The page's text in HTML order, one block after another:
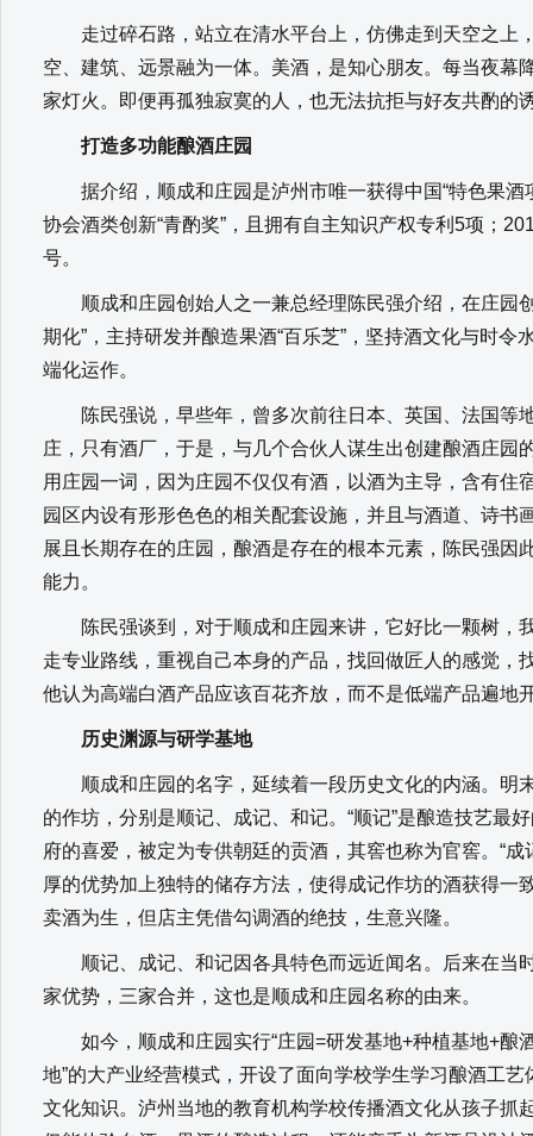
走过碎石路，站立在清水平台上，仿佛走到天空之上
空、建筑、远景融为一体。美酒，是知心朋友。每当夜幕
家灯火。即便再孤独寂寞的人，也无法抗拒与好友共酌的
打造多功能酿酒庄园
据介绍，顺成和庄园是泸州市唯一获得中国“特色果酒
协会酒类创新“青酌奖”，且拥有自主知识产权专利5项；
号。
顺成和庄园创始人之一兼总经理陈民强介绍，在庄园创
期化”，主持研发并酿造果酒“百乐芝”，坚持酒文化与时
端化运作。
陈民强说，早些年，曾多次前往日本、英国、法国等
庄，只有酒厂，于是，与几个合伙人谋生出创建酿酒庄园
用庄园一词，因为庄园不仅仅有酒，以酒为主导，含有住
园区内设有形形色色的相关配套设施，并且与酒道、诗书
展且长期存在的庄园，酿酒是存在的根本元素，陈民强因
能力。
陈民强谈到，对于顺成和庄园来讲，它好比一颗树，
走专业路线，重视自己本身的产品，找回做匠人的感觉，
他认为高端白酒产品应该百花齐放，而不是低端产品遍地
历史渊源与研学基地
顺成和庄园的名字，延续着一段历史文化的内涵。明
的作坊，分别是顺记、成记、和记。“顺记”是酿造技艺最
府的喜爱，被定为专供朝廷的贡酒，其窖也称为官窖。“
厚的优势加上独特的储存方法，使得成记作坊的酒获得一
卖酒为生，但店主凭借勾调酒的绝技，生意兴隆。
顺记、成记、和记因各具特色而远近闻名。后来在当
家优势，三家合并，这也是顺成和庄园名称的由来。
如今，顺成和庄园实行“庄园=研发基地+种植基地+酿
地”的大产业经营模式，开设了面向学校学生学习酿酒工
文化知识。泸州当地的教育机构学校传播酒文化从孩子抓